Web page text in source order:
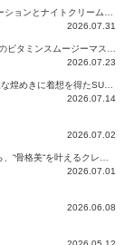
リンクルショットから、シワの肌環境に着目した初のローションとナイトクリームが登場！デイリーケアで、シワ特有の肌環境を改善し、シワが目立たない肌へと導きます。
2026.07.31
ナチュラルコスメブランドSABONから、ビタミンC配合のビタミンスムージーマスク「ラディアンスマスク」と、ペパーミントにオーガニックハーブを凝縮したジェルの涼感トリートメント美容液「スカルプセラム リフレッシング」が登場！日々のデイリーケアで、過酷な猛暑で疲れた肌や頭皮をサポート、心地よくリフレッシュし、優しく肌を整えます。
2026.07.23
神秘的な輝きを秘めた技法“螺鈿（らでん）”の多彩で多様な煌めきに着想を得たSUQQUの2026 秋 カラーコレクションから登場するのは、艶然と輝くアイシャドウや偏光パールを配したフェイスカラー、繊細なパールの煌めくネイル、そしてそれらを際立てる“朧げな艶”を秘めた新リクイドリップ「ブラー リクイド リップ」。強さを秘めたまろやかな洗練の表情に。
2026.07.14
2026.07.02
ブランド発祥の地“表参道”に帰還したシュウ ウエムラから、“骨格美“を叶えるクレヨンタイプのフェイスカラー「スカルプト クレヨン」と、ブランド初のリノベーションで進化した名品アイブロウ「ハード フォーミュラ ハード 10」が登場！
2026.07.01
2026.06.08